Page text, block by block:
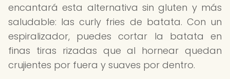
encantará esta alternativa sin gluten y más
saludable: las curly fries de batata. Con un
espiralizador, puedes cortar la batata en
finas tiras rizadas que al hornear quedan
crujientes por fuera y suaves por dentro.